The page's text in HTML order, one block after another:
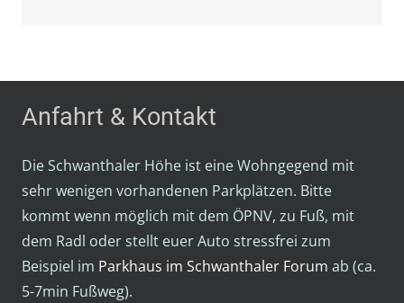
Anfahrt & Kontakt
Die Schwanthaler Höhe ist eine Wohngegend mit
sehr wenigen vorhandenen Parkplätzen. Bitte
kommt wenn möglich mit dem ÖPNV, zu Fuß, mit
dem Radl oder stellt euer Auto stressfrei zum
Beispiel im Parkhaus im Schwanthaler Forum ab (ca.
5-7min Fußweg).